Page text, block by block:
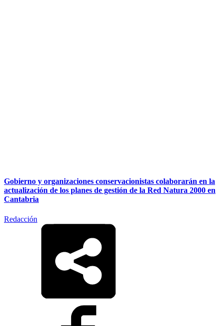
Gobierno y organizaciones conservacionistas colaborarán en la
actualización de los planes de gestión de la Red Natura 2000 en
Cantabria
Redacción